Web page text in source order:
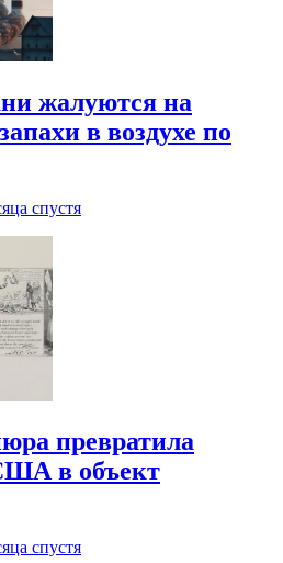
жалуются на
в воздухе по
спустя
превратила
в объект
спустя